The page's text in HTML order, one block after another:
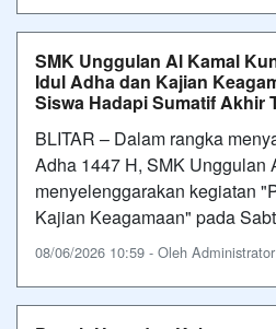
SMK Unggulan Al Kamal
Idul Adha dan Kajian
Siswa Hadapi Sumatif Akhir
BLITAR – Dalam rangka
Adha 1447 H, SMK Unggulan
menyelenggarakan kegiatan
Kajian Keagamaan" pada
08/06/2026 10:59 - Oleh